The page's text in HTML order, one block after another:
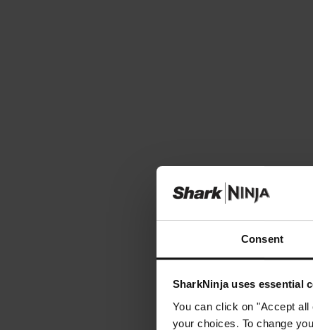
Consent
SharkNinja uses essential
You can click on "Accept
your choices. To change